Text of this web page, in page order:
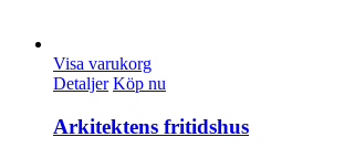
Visa varukorg
Detaljer Köp nu
Arkitektens fritidshus